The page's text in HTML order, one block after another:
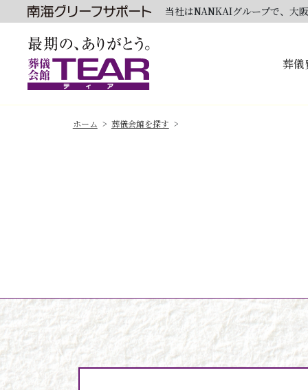
当社はNANKAIグループで、大
葬儀
ホーム 葬儀会館を探す